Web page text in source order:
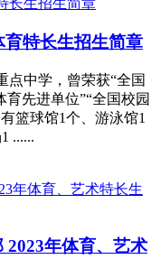
特长生招生简章
点中学，曾荣获“全国
先进单位”“全国校园
篮球馆1个、游泳馆1
......
2023年体育、艺术